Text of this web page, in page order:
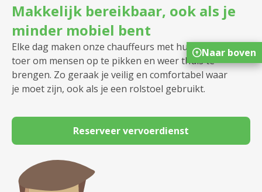
Makkelijk bereikbaar, ook als je
minder mobiel bent
Elke dag maken onze chauffeurs met hun busje een
toer om mensen op te pikken en weer thuis te
brengen. Zo geraak je veilig en comfortabel waar
je moet zijn, ook als je een rolstoel gebruikt.
Reserveer vervoerdienst
Naar boven